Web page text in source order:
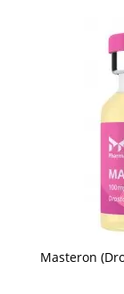
Masteron